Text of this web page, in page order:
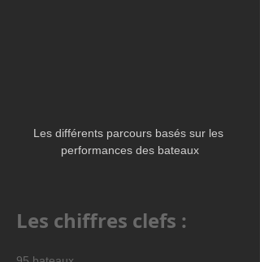
Les différents parcours basés sur les
performances des bateaux
Les chiffres clefs :